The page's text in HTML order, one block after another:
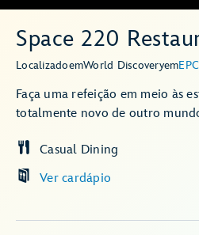
Space 220
LocalizadoemWorld Discoveryem
Faça uma refeição em meio às
totalmente novo de outro
Ver cardápio
Casual Dining